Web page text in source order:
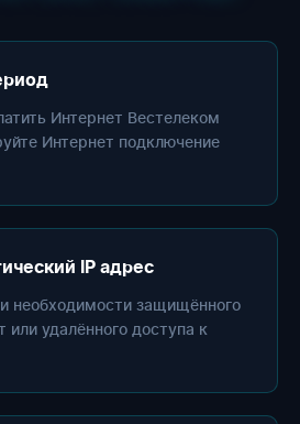
Интернет Вестелеком
Интернет подключение
IP адрес
необходимости защищённого
или удалённого доступа к